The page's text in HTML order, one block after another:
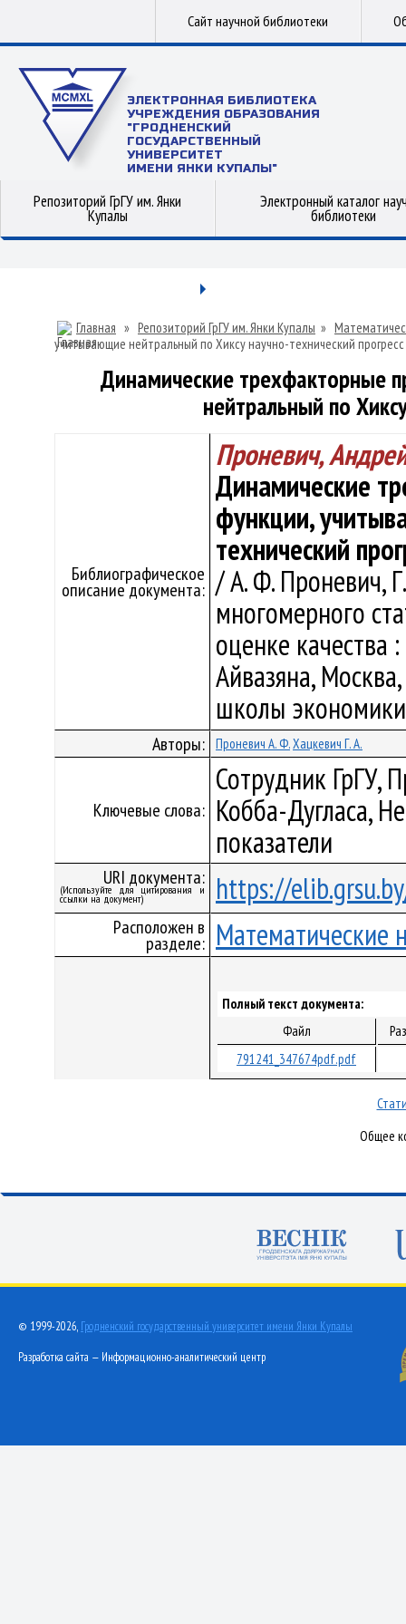
Сайт научной библиотеки
ЭЛЕКТРОННАЯ БИБЛИОТЕКА
УЧРЕЖДЕНИЯ ОБРАЗОВАНИЯ
"ГРОДНЕНСКИЙ
ГОСУДАРСТВЕННЫЙ
УНИВЕРСИТЕТ
ИМЕНИ ЯНКИ КУПАЛЫ"
Репозиторий ГрГУ им. Янки
Купалы
Электронный каталог
библиотеки
Главная » Репозиторий ГрГУ им. Янки Купалы »
учитывающие нейтральный по Хиксу научно-технический прогресс
Динамические трехфакторные
нейтральный по
Библиографическое
описание документа:
Проневич,
Динамические
функции,
технический
/ А. Ф. Проневич,
многомерного
оценке качества
Айвазяна,
школы
Авторы: Проневич А. Ф.Хацкевич Г. А.
Ключевые слова:
Сотрудник ГрГУ,
Кобба-Дугласа,
показатели
URI документа:
(Используйте для цитирования и
ссылки на документ) https://
Расположен в
разделе: Математические
Полный текст документа:
Файл
791241_347674pdf.pdf
Общее
© 1999-2026, Гродненский государственный университет имени Янки Купалы
Разработка сайта — Информационно-аналитический центр